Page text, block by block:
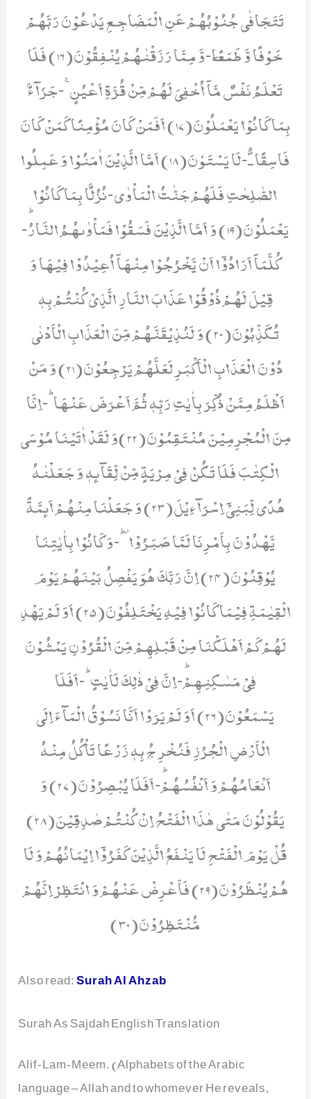
تَتَجَافٰى جُنُوْبُهُمْ عَنِ الْمَضَاجِـعِ یَدْعُوْنَ رَبَّهُمْ
خَوْفًا وَّ طَمَعًا٘-وَّ مِمَّا رَزَقْنٰهُمْ یُنْفِقُوْنَ(16) فَلَا
تَعْلَمُ نَفْسٌ مَّاۤ اُخْفِیَ لَهُمْ مِّنْ قُرَّةِ اَعْیُنٍۚ-جَزَآءًۢ
بِمَا كَانُوْا یَعْمَلُوْنَ(17) اَفَمَنْ كَانَ مُؤْمِنًا كَمَنْ كَانَ
فَاسِقًا ﳳ-لَا یَسْتَوٗنَ(18) اَمَّا الَّذِیْنَ اٰمَنُوْا وَ عَمِلُوا
الصّٰلِحٰتِ فَلَهُمْ جَنّٰتُ الْمَاْوٰى-نُزُلًۢا بِمَا كَانُوْا
یَعْمَلُوْنَ(19) وَ اَمَّا الَّذِیْنَ فَسَقُوْا فَمَاْوٰىهُمُ النَّارُؕ-
كُلَّمَاۤ اَرَادُوْۤا اَنْ یَّخْرُجُوْا مِنْهَاۤ اُعِیْدُوْا فِیْهَا وَ
قِیْلَ لَهُمْ ذُوْقُوْا عَذَابَ النَّارِ الَّذِیْ كُنْتُمْ بِهٖ
تُكَذِّبُوْنَ(20) وَ لَنُذِیْقَنَّهُمْ مِّنَ الْعَذَابِ الْاَدْنٰى
دُوْنَ الْعَذَابِ الْاَكْبَرِ لَعَلَّهُمْ یَرْجِعُوْنَ(21) وَ مَنْ
اَظْلَمُ مِمَّنْ ذُكِّرَ بِاٰیٰتِ رَبِّهٖ ثُمَّ اَعْرَضَ عَنْهَاؕ-اِنَّا
مِنَ الْمُجْرِمِیْنَ مُنْتَقِمُوْنَ(22)وَ لَقَدْ اٰتَیْنَا مُوْسَى
الْكِتٰبَ فَلَا تَكُنْ فِیْ مِرْیَةٍ مِّنْ لِّقَآىٕهٖ وَ جَعَلْنٰهُ
هُدًى لِّبَنِیْۤ اِسْرَآءِیْلَ(23) وَ جَعَلْنَا مِنْهُمْ اَىٕمَّةً
یَّهْدُوْنَ بِاَمْرِنَا لَمَّا صَبَرُوْا۫ؕ-وَ كَانُوْا بِاٰیٰتِنَا
یُوْقِنُوْنَ(24) اِنَّ رَبَّكَ هُوَ یَفْصِلُ بَیْنَهُمْ یَوْمَ
الْقِیٰمَةِ فِیْمَا كَانُوْا فِیْهِ یَخْتَلِفُوْنَ(25) اَوَ لَمْ یَهْدِ
لَهُمْ كَمْ اَهْلَكْنَا مِنْ قَبْلِهِمْ مِّنَ الْقُرُوْنِ یَمْشُوْنَ
فِیْ مَسٰكِنِهِمْؕ-اِنَّ فِیْ ذٰلِكَ لَاٰیٰتٍؕ-اَفَلَا
یَسْمَعُوْنَ(26) اَوَ لَمْ یَرَوْا اَنَّا نَسُوْقُ الْمَآءَ اِلَى
الْاَرْضِ الْجُرُزِ فَنُخْرِ جُ بِهٖ زَرْعًا تَاْكُلُ مِنْهُ
اَنْعَامُهُمْ وَ اَنْفُسُهُمْؕ-اَفَلَا یُبْصِرُوْنَ(27) وَ
یَقُوْلُوْنَ مَتٰى هٰذَا الْفَتْحُ اِنْ كُنْتُمْ صٰدِقِیْنَ(28)
قُلْ یَوْمَ الْفَتْحِ لَا یَنْفَعُ الَّذِیْنَ كَفَرُوْۤا اِیْمَانُهُمْ وَ لَا
هُمْ یُنْظَرُوْنَ(29) فَاَعْرِضْ عَنْهُمْ وَ انْتَظِرْ اِنَّهُمْ
مُّنْتَظِرُوْنَ(30)
Also read:Surah Al Ahzab
Surah As Sajdah English Translation
Alif-Lam-Meem. (Alphabets of the Arabic
language – Allah and to whomever He reveals,